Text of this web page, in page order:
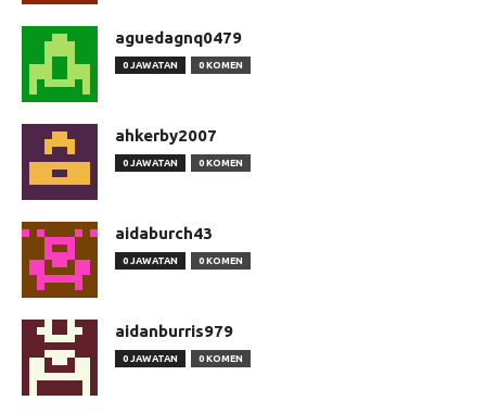
aguedagnq0479
0 JAWATAN 0 KOMEN
ahkerby2007
0 JAWATAN 0 KOMEN
aidaburch43
0 JAWATAN 0 KOMEN
aidanburris979
0 JAWATAN 0 KOMEN